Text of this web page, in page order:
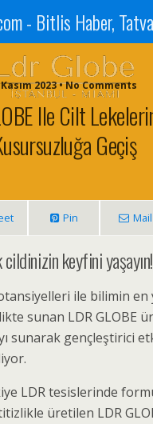
2023 • No Comments
Ile Cilt
Geçiş
Pin Mail
cildinizin keyfini yaşayın!
ile bilimin en
sunan LDR GLOBE
sunarak gençleştirici
LDR tesislerinde
üretilen LDR